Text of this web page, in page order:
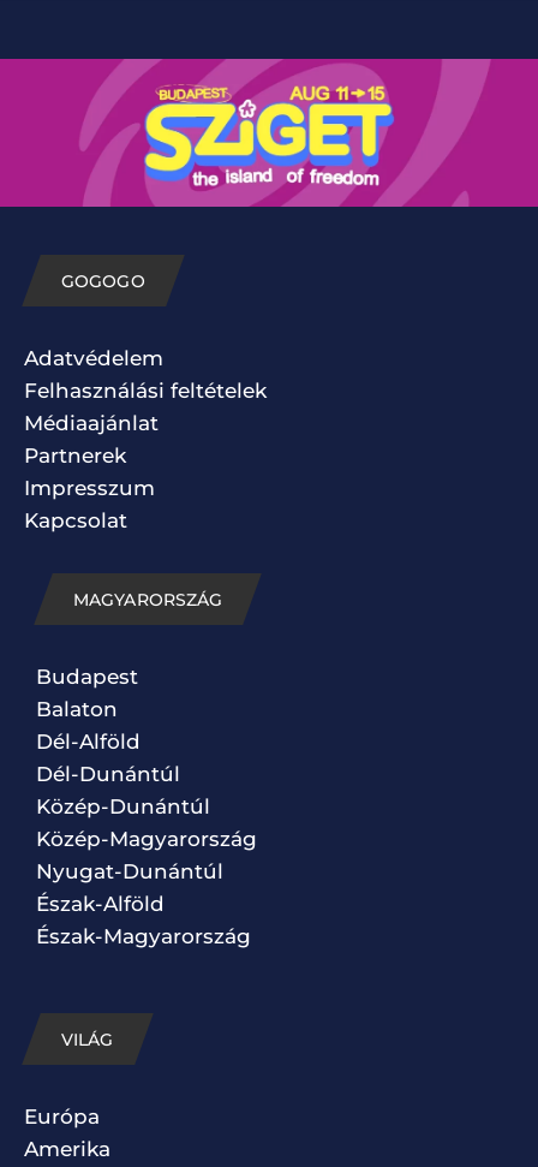
GOGOGO
Adatvédelem
Felhasználási feltételek
Médiaajánlat
Partnerek
Impresszum
Kapcsolat
MAGYARORSZÁG
Budapest
Balaton
Dél-Alföld
Dél-Dunántúl
Közép-Dunántúl
Közép-Magyarország
Nyugat-Dunántúl
Észak-Alföld
Észak-Magyarország
VILÁG
Európa
Amerika